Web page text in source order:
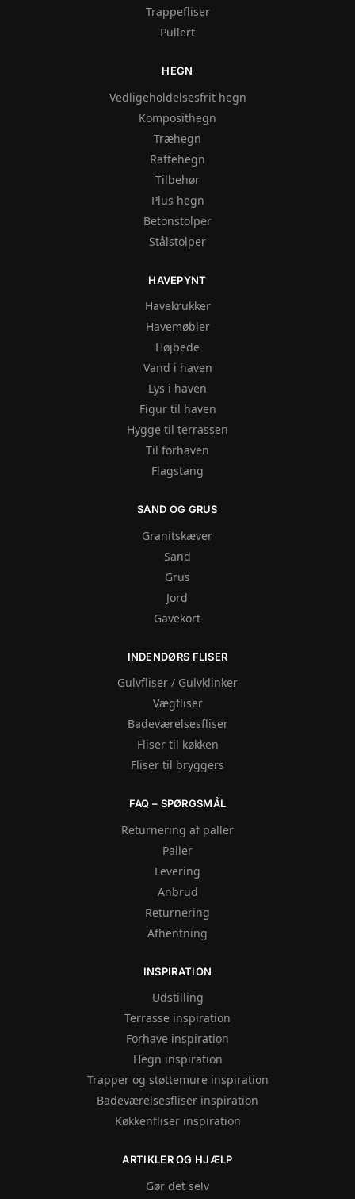
Trappefliser
Pullert
HEGN
Vedligeholdelsesfrit hegn
Komposithegn
Træhegn
Raftehegn
Tilbehør
Plus hegn
Betonstolper
Stålstolper
HAVEPYNT
Havekrukker
Havemøbler
Højbede
Vand i haven
Lys i haven
Figur til haven
Hygge til terrassen
Til forhaven
Flagstang
SAND OG GRUS
Granitskæver
Sand
Grus
Jord
Gavekort
INDENDØRS FLISER
Gulvfliser / Gulvklinker
Vægfliser
Badeværelsesfliser
Fliser til køkken
Fliser til bryggers
FAQ – SPØRGSMÅL
Returnering af paller
Paller
Levering
Anbrud
Returnering
Afhentning
INSPIRATION
Udstilling
Terrasse inspiration
Forhave inspiration
Hegn inspiration
Trapper og støttemure inspiration
Badeværelsesfliser inspiration
Køkkenfliser inspiration
ARTIKLER OG HJÆLP
Gør det selv